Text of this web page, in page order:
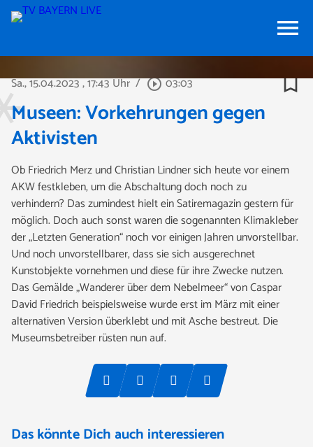
menu
Sa., 15.04.2023, 17:43 Uhr / play_circle_outline03:03 bookmark_border
Museen: Vorkehrungen gegen
Aktivisten
Ob Friedrich Merz und Christian Lindner sich heute vor einem
AKW festkleben, um die Abschaltung doch noch zu
verhindern? Das zumindest hielt ein Satiremagazin gestern für
möglich. Doch auch sonst waren die sogenannten Klimakleber
der „Letzten Generation“ noch vor einigen Jahren unvorstellbar.
Und noch unvorstellbarer, dass sie sich ausgerechnet
Kunstobjekte vornehmen und diese für ihre Zwecke nutzen.
Das Gemälde „Wanderer über dem Nebelmeer“ von Caspar
David Friedrich beispielsweise wurde erst im März mit einer
alternativen Version überklebt und mit Asche bestreut. Die
Museumsbetreiber rüsten nun auf.
Das könnte Dich auch interessieren